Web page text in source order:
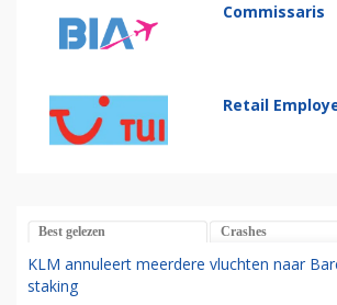
Commissaris
Retail
Best gelezen Crashes
KLM annuleert meerdere vluchten naar
staking